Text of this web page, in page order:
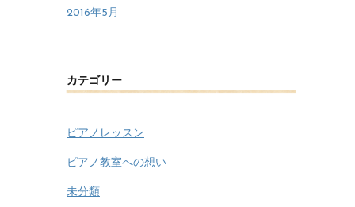
2016年5月
カテゴリー
ピアノレッスン
ピアノ教室への想い
未分類